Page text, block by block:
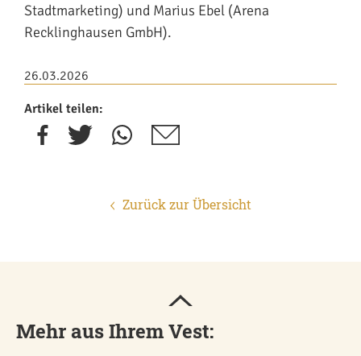
Stadtmarketing) und Marius Ebel (Arena
Recklinghausen GmbH).
26.03.2026
Artikel teilen:
Zurück zur Übersicht
Mehr aus Ihrem Vest: